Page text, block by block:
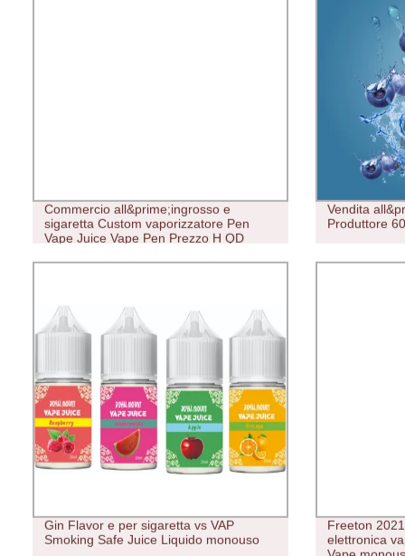
Commercio all&prime;ingrosso e
sigaretta Custom vaporizzatore Pen
Vape Juice Vape Pen Prezzo H QD
Smoke E Shisha Flavors Electric
Vendita
Produttore
Gin Flavor e per sigaretta vs VAP
Smoking Safe Juice Liquido monouso
Freeton
elettronica